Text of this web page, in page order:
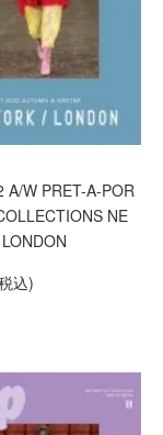
A/W PRET-A-POR
NE
込)